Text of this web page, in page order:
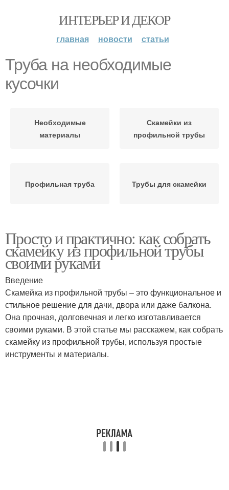
ИНТЕРЬЕР И ДЕКОР
главная новости статьи
Труба на необходимые
кусочки
Необходимые
материалы
Скамейки из
профильной трубы
Профильная труба Трубы для скамейки
Просто и практично: как собрать
скамейку из профильной трубы
своими руками
Введение
Скамейка из профильной трубы – это функциональное и
стильное решение для дачи, двора или даже балкона.
Она прочная, долговечная и легко изготавливается
своими руками. В этой статье мы расскажем, как собрать
скамейку из профильной трубы, используя простые
инструменты и материалы.